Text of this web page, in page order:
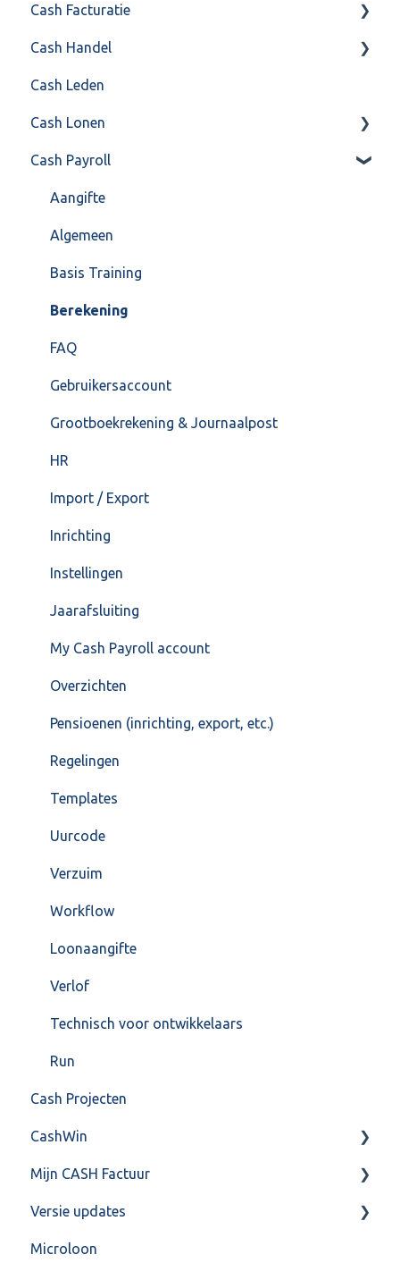
API 4.0 (REST API)
Cash Facturatie
Factureren
Instellingen
Algemeen
Formulierlayout
Cash Handel
Inkoop
Verkoop
Voorraad
Overig
VoorraadService & Onderhoud
Cash Leden
Cash Lonen
Algemeen
Inrichting
Jaarafsluiting
Salarisberekening
Overig
FAQ – Beëindiging CASH Lonen en overstap naar
Cash Payroll
Aangifte
Algemeen
Basis Training
Berekening
FAQ
Gebruikersaccount
Grootboekrekening & Journaalpost
HR
Import / Export
Inrichting
Instellingen
Jaarafsluiting
My Cash Payroll account
Overzichten
Pensioenen (inrichting, export, etc.)
Regelingen
Templates
Uurcode
Verzuim
Workflow
Loonaangifte
Verlof
Technisch voor ontwikkelaars
Run
Cash Projecten
CashWin
Overig
Mijn CASH Factuur
Facturatie Loonportal( CASH Lonen)
Mijn CASH factuur
Versie updates
CashWeb updates 2025
Microloon